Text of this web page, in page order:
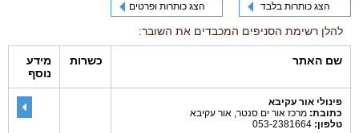
הצג כותרות בלבד הצג כותרות ופרטים
להלן רשימת הסניפים המכבדים את השובר:
שם האתר כשרות
מידע
נוסף
פינולי אור עקיבא
כתובת: מרכז אור ים סנטר, אור עקיבא
טלפון: